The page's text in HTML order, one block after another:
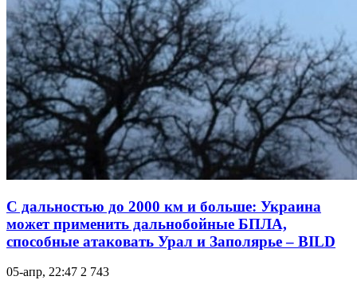
С дальностью до 2000 км и больше: Украина
может применить дальнобойные БПЛА,
способные атаковать Урал и Заполярье – BILD
05-апр, 22:47 2 743